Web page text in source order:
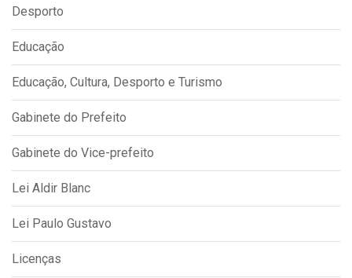
Desporto
Educação
Educação, Cultura, Desporto e Turismo
Gabinete do Prefeito
Gabinete do Vice-prefeito
Lei Aldir Blanc
Lei Paulo Gustavo
Licenças